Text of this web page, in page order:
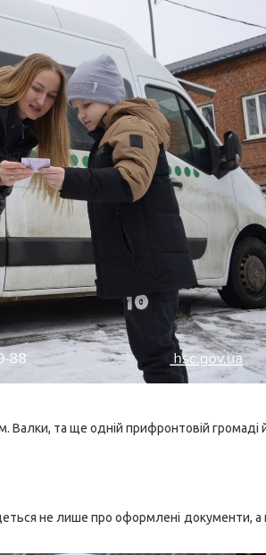
Валки, та ще одній прифронтовій громаді
не лише про оформлені документи, а